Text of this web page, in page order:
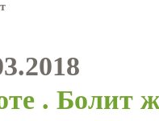
. Болит